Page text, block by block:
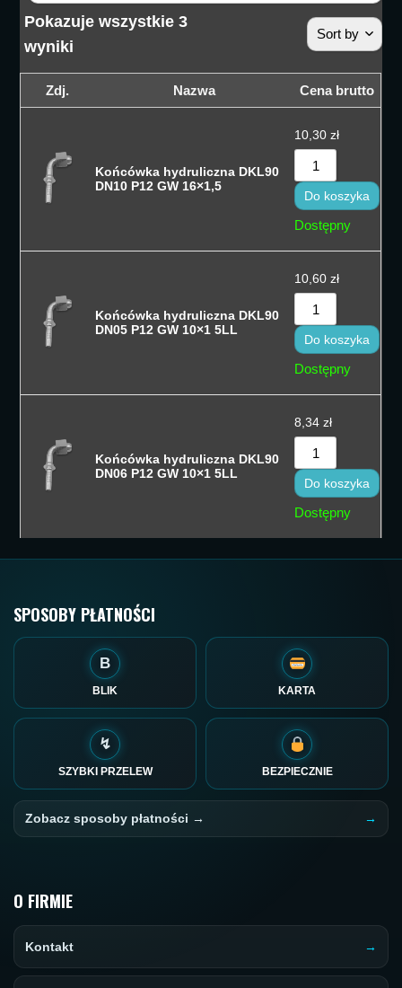
Pokazuje wszystkie 3
wyniki
Sort by
Sortuj
Sortuj
Sortuj od
Sortuj od
Sortuj od
Sortuj po
Sortuj po
Zdj. Nazwa Cena brutto
Końcówka hydruliczna DKL90
DN10 P12 GW 16×1,5
10,30 zł
Do koszyka
Dostępny
Końcówka hydruliczna DKL90
DN05 P12 GW 10×1 5LL
10,60 zł
Do koszyka
Dostępny
Końcówka hydruliczna DKL90
DN06 P12 GW 10×1 5LL
8,34 zł
Do koszyka
Dostępny
SPOSOBY PŁATNOŚCI
B
BLIK KARTA
↯
SZYBKI PRZELEW BEZPIECZNIE
Zobacz sposoby płatności →
O FIRMIE
Kontakt